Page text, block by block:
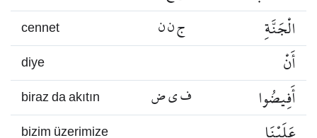
cennet ج ن ن الْجَنَّةِ
diye أَنْ
biraz da akıtın ف ي ض أَفِيضُوا
bizim üzerimize